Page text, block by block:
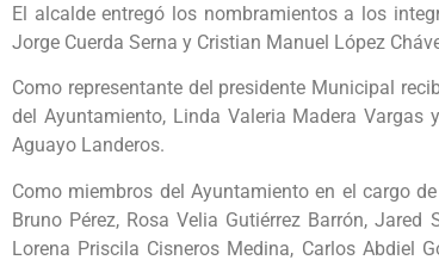
El alcalde entregó los nombramientos a los
Jorge Cuerda Serna y Cristian Manuel López
Como representante del presidente Municipal
del Ayuntamiento, Linda Valeria Madera
Aguayo Landeros.
Como miembros del Ayuntamiento en el cargo
Bruno Pérez, Rosa Velia Gutiérrez Barrón,
Lorena Priscila Cisneros Medina, Carlos Abdiel